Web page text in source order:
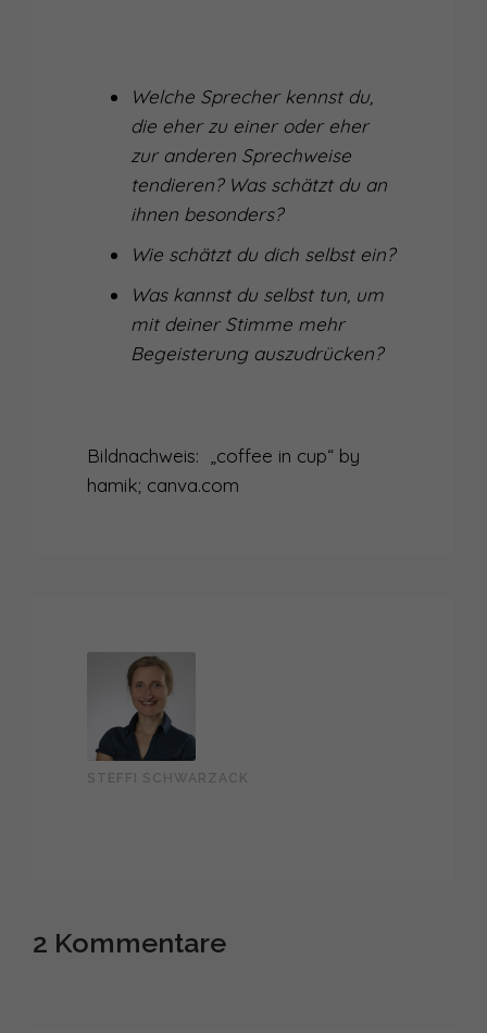
Welche Sprecher kennst du,
die eher zu einer oder eher
zur anderen Sprechweise
tendieren? Was schätzt du an
ihnen besonders?
Wie schätzt du dich selbst ein?
Was kannst du selbst tun, um
mit deiner Stimme mehr
Begeisterung auszudrücken?
Bildnachweis: „coffee in cup“ by
hamik; canva.com
STEFFI SCHWARZACK
2 Kommentare